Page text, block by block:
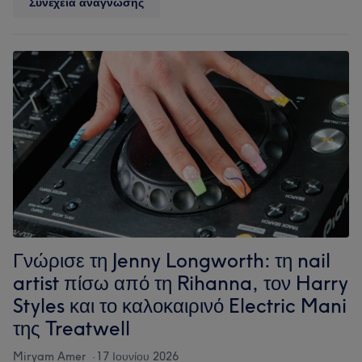
οδηγός
τη
θεραπεία
επαγωγής
κολλαγόνου
Γνώρισε τη Jenny Longworth: τη nail
artist πίσω από τη Rihanna, τον Harry
Styles και το καλοκαιρινό Electric Mani
της Treatwell
Miryam Amer 17 Ιουνίου 2026